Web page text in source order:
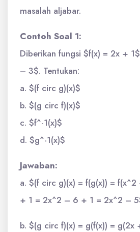
masalah aljabar.
Contoh Soal 1:
Diberikan fungsi $f(x) = 2x +
– 3$. Tentukan:
a. $(f circ g)(x)$
b. $(g circ f)(x)$
c. $f^-1(x)$
d. $g^-1(x)$
Jawaban:
a. $(f circ g)(x) = f(g(x)) =
+ 1 = 2x^2 – 6 + 1 = 2x^2 –
b. $(g circ f)(x) = g(f(x)) = g(2x